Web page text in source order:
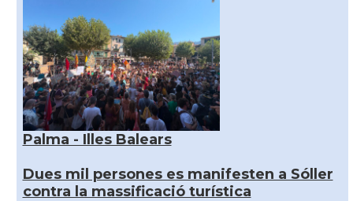
Palma - Illes Balears
Dues mil persones es manifesten a Sóller
contra la massificació turística